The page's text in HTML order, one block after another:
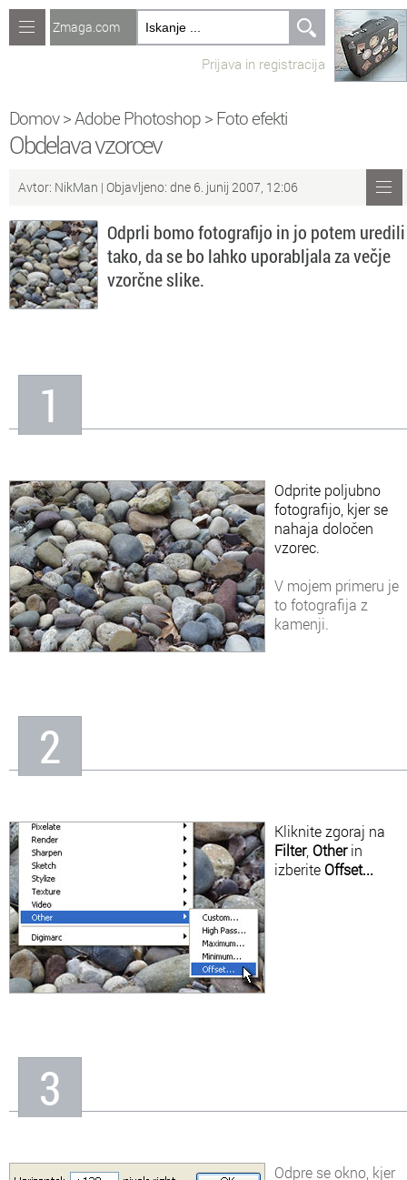
Računalništvo
Recepti
Naredi sam
Forum
Preverjanje znanja
Sv Sveže teme na forumu
Zmaga.com
Prijava in registracija
Domov>Adobe Photoshop > Foto efekti
Obdelava vzorcev
Avtor: NikMan | Objavljeno: dne 6. junij 2007, 12:06
Odprli bomo fotografijo in jo potem uredili
tako, da se bo lahko uporabljala za večje
vzorčne slike.
1
Odprite poljubno
fotografijo, kjer se
nahaja določen
vzorec.
V mojem primeru je
to fotografija z
kamenji.
2
Kliknite zgoraj na
Filter, Otherin
izberite Offset...
3
Odpre se okno, kjer